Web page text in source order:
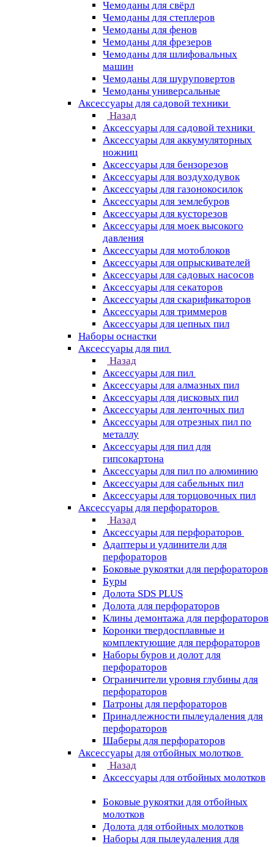
Чемоданы для свёрл
Чемоданы для степлеров
Чемоданы для фенов
Чемоданы для фрезеров
Чемоданы для шлифовальных
машин
Чемоданы для шуруповертов
Чемоданы универсальные
Аксессуары для садовой техники
Назад
Аксессуары для садовой техники
Аксессуары для аккумуляторных
ножниц
Аксессуары для бензорезов
Аксессуары для воздуходувок
Аксессуары для газонокосилок
Аксессуары для землебуров
Аксессуары для кусторезов
Аксессуары для моек высокого
давления
Аксессуары для мотоблоков
Аксессуары для опрыскивателей
Аксессуары для садовых насосов
Аксессуары для секаторов
Аксессуары для скарификаторов
Аксессуары для триммеров
Аксессуары для цепных пил
Наборы оснастки
Аксессуары для пил
Назад
Аксессуары для пил
Аксессуары для алмазных пил
Аксессуары для дисковых пил
Аксессуары для ленточных пил
Аксессуары для отрезных пил по
металлу
Аксессуары для пил для
гипсокартона
Аксессуары для пил по алюминию
Аксессуары для сабельных пил
Аксессуары для торцовочных пил
Аксессуары для перфораторов
Назад
Аксессуары для перфораторов
Адаптеры и удлинители для
перфораторов
Боковые рукоятки для перфораторов
Буры
Долота SDS PLUS
Долота для перфораторов
Клины демонтажа для перфораторов
Коронки твердосплавные и
комплектующие для перфораторов
Наборы буров и долот для
перфораторов
Ограничители уровня глубины для
перфораторов
Патроны для перфораторов
Принадлежности пылеудаления для
перфораторов
Шаберы для перфораторов
Аксессуары для отбойных молотков
Назад
Аксессуары для отбойных молотков
Боковые рукоятки для отбойных
молотков
Долота для отбойных молотков
Наборы для пылеудаления для